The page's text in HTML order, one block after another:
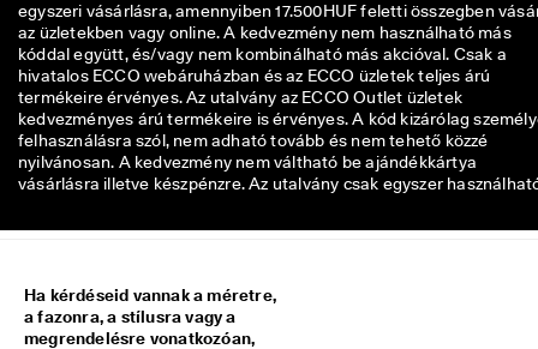
egyszeri vásárlásra, amennyiben 17.500HUF feletti összegben
az üzletekben vagy online. A kedvezmény nem használható más
kóddal együtt, és/vagy nem kombinálható más akcióval. Csak a
hivatalos ECCO webáruházban és az ECCO üzletek teljes árú
termékeire érvényes. Az utalvány az ECCO Outlet üzletek
kedvezményes árú termékeire is érvényes. A kód kizárólag
felhasználásra szól, nem adható tovább és nem tehető közzé
nyilvánosan. A kedvezmény nem váltható be ajándékkártya
vásárlásra illetve készpénzre. Az utalvány csak egyszer
Ha kérdéseid vannak a méretre,
a fazonra, a stílusra vagy a
megrendelésre vonatkozóan,